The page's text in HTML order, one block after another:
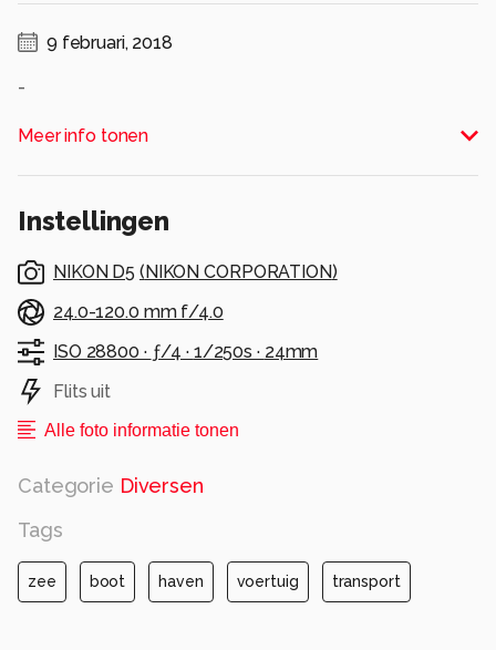
9 februari, 2018
-
Alle rechten voorbehouden
Meer info tonen
Instellingen
NIKON D5 ( NIKON CORPORATION)
24.0-120.0 mm f/4.0
ISO 28800 · ƒ/4 · 1/250s · 24mm
Flits uit
Alle foto informatie tonen
Categorie Diversen
Tags
zee boot haven voertuig transport